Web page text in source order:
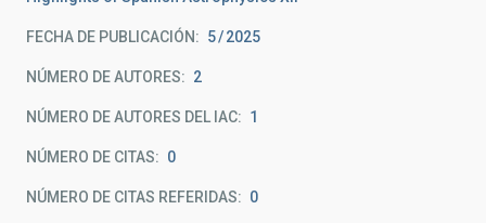
FECHA DE PUBLICACIÓN: 5 2025
NÚMERO DE AUTORES 2
NÚMERO DE AUTORES DEL IAC 1
NÚMERO DE CITAS 0
NÚMERO DE CITAS REFERIDAS 0